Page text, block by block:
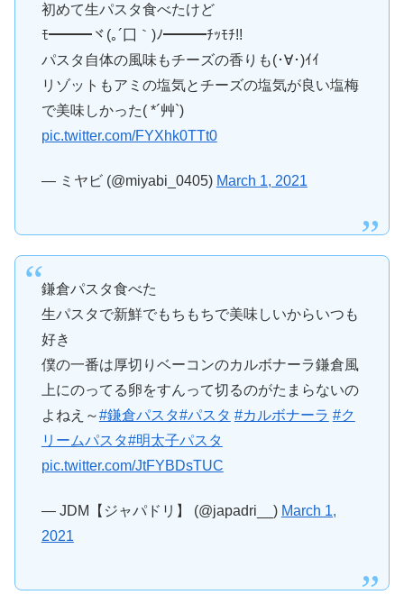
初めて生パスタ食べたけど
ﾓ━━━ヾ(｡´囗｀)ﾉ━━━ﾁｯﾓﾁ!!
パスタ自体の風味もチーズの香りも(･∀･)ｲｲ
リゾットもアミの塩気とチーズの塩気が良い塩梅
で美味しかった( *´艸`)
pic.twitter.com/FYXhk0TTt0
— ミヤビ (@miyabi_0405) March 1, 2021
鎌倉パスタ食べた
生パスタで新鮮でもちもちで美味しいからいつも
好き
僕の一番は厚切りベーコンのカルボナーラ鎌倉風
上にのってる卵をすんって切るのがたまらないの
よねえ～#鎌倉パスタ#パスタ #カルボナーラ #ク
リームパスタ#明太子パスタ
pic.twitter.com/JtFYBDsTUC
— JDM【ジャパドリ】 (@japadri__) March 1,
2021